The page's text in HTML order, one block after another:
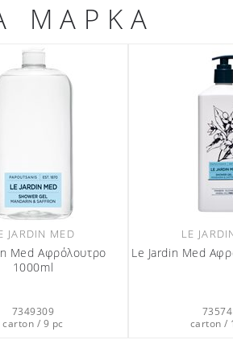
ΜΑΡΚΑ
JARDIN MED
Med Αφρόλουτρο
1000ml
7349309
carton / 9 pc
LE
Le Jardin Med
carton /